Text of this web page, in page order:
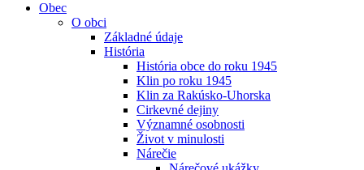
Obec
O obci
Základné údaje
História
História obce do roku 1945
Klin po roku 1945
Klin za Rakúsko-Uhorska
Cirkevné dejiny
Významné osobnosti
Život v minulosti
Nárečie